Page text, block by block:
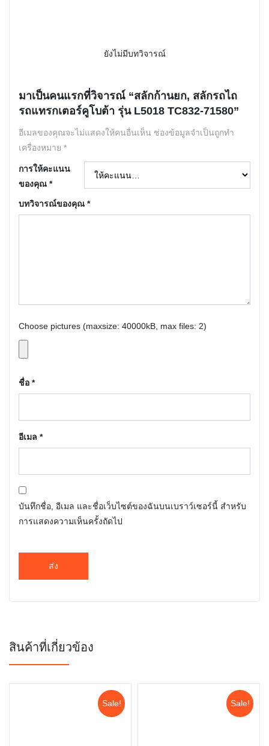
ยังไม่มีบทวิจารณ์
มาเป็นคนแรกที่วิจารณ์ “สลักก้านยก, สลักรถไถ
รถแทรกเตอร์คูโบต้า รุ่น L5018 TC832-71580”
อีเมลของคุณจะไม่แสดงให้คนอื่นเห็น ช่องข้อมูลจำเป็นถูกทำ
เครื่องหมาย *
การให้คะแนน
ของคุณ *
บทวิจารณ์ของคุณ *
Choose pictures (maxsize: 40000kB, max files: 2)
ชื่อ *
อีเมล *
บันทึกชื่อ, อีเมล และชื่อเว็บไซต์ของฉันบนเบราว์เซอร์นี้ สำหรับ
การแสดงความเห็นครั้งถัดไป
สินค้าที่เกี่ยวข้อง
Sale! Sale!